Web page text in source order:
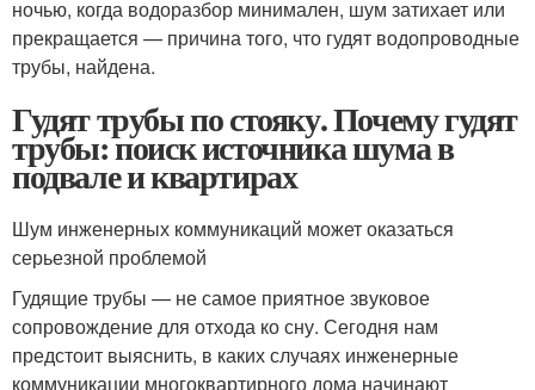
ночью, когда водоразбор минимален, шум затихает или
прекращается — причина того, что гудят водопроводные
трубы, найдена.
Гудят трубы по стояку. Почему гудят
трубы: поиск источника шума в
подвале и квартирах
Шум инженерных коммуникаций может оказаться
серьезной проблемой
Гудящие трубы — не самое приятное звуковое
сопровождение для отхода ко сну. Сегодня нам
предстоит выяснить, в каких случаях инженерные
коммуникации многоквартирного дома начинают